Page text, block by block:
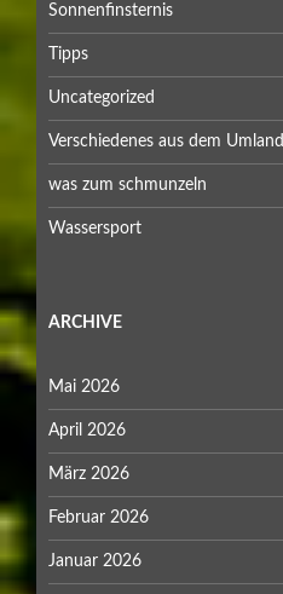
Sonnenfinsternis
Tipps
Uncategorized
Verschiedenes aus dem Umland
was zum schmunzeln
Wassersport
ARCHIVE
Mai 2026
April 2026
März 2026
Februar 2026
Januar 2026